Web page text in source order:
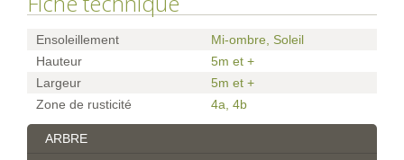
Ensoleillement
Mi-ombre, Soleil
Hauteur
5m et +
Largeur
5m et +
Zone de rusticité
4a 4b
ARBRE